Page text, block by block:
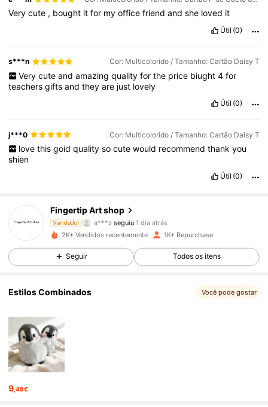
Verycute , bought itfor myofficefriendandshe loved it
Útil (0)
s***n Cor: Multicolorido / Tamanho: Cartão Daisy T
Very cute and amazing quality for the price biught 4 for
teachersgiftsandtheyare just lovely
Útil (0)
j***0 Cor: Multicolorido / Tamanho: Cartão Daisy T
love this goid quality so cute would recommend thank you
shien
Útil (0)
Fingertip Art shop
Vendedor
seguiu
4,95
85 Seguidores
85 Seguidores
2K+ Vendidos recentemente 1K+ Repurchase
Seguir Todos os itens
Estilos Combinados Você pode gostar
9 ,49€